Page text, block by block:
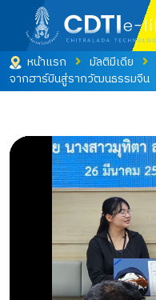
หน้าแรก มัลติมีเดีย
จากฮาร์บินสู่รากวัฒนธรรมจีน